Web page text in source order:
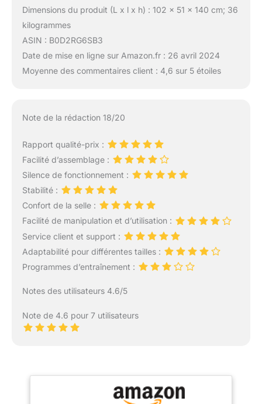
Dimensions du produit (L x l x h) : 102 x 51 x 140 cm; 36
kilogrammes
ASIN : B0D2RG6SB3
Date de mise en ligne sur Amazon.fr : 26 avril 2024
Moyenne des commentaires client : 4,6 sur 5 étoiles
Note de la rédaction 18/20
Rapport qualité-prix :
Facilité d’assemblage :
Silence de fonctionnement :
Stabilité :
Confort de la selle :
Facilité de manipulation et d’utilisation :
Service client et support :
Adaptabilité pour différentes tailles :
Programmes d’entraînement :
Notes des utilisateurs 4.6/5
Note de 4.6 pour 7 utilisateurs